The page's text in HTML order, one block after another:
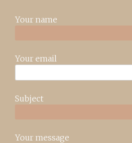
Your name
Your email
Subject
Your message